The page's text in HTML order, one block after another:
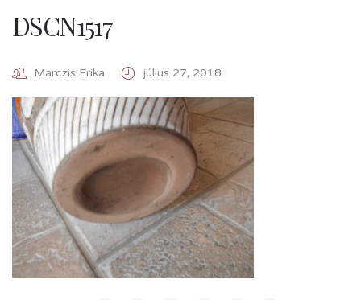
DSCN1517
Marczis Erika július 27, 2018